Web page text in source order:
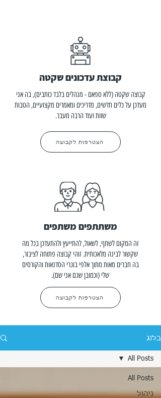
קבוצת עדכונים שקטה
קבוצה שקטה (ללא ספאם - מנהלים בלבד כותבים), בה אני
מעדכן על כלים חדשים, מדריכים ומאמרים מקצועיים, הטבות
שוות ועוד הרבה מעבר.
הצטרפות לקבוצה
משתתפים משתפים
זה המקום לשתף, לשאול, להתייעץ ולהתעדכן בכל מה
שקשור לבינה מלאכותית. זוהי קבוצה פתוחה לציבור,
בה חברים מאות מתוך אלפי בוגרי הסדנאות והקורסים
שלי (וכמובן שגם אני שם).
הצטרפות לקבוצה
בלוג
All Posts
ניהול
All Posts